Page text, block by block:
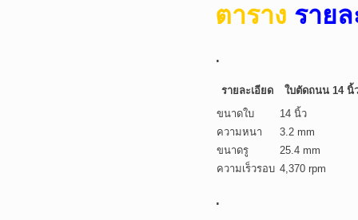
ตาราง ราย
.
รายละเอียด
ใบตัดถนน 14 นิ้
ขนาดใบ
14 นิ้ว
ความหนา
3.2 mm
ขนาดรู
25.4 mm
ความเร็วรอบ 4,370 rpm
.